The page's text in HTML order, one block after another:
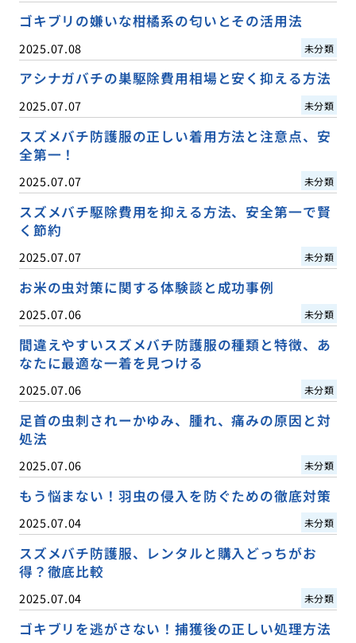
ゴキブリの嫌いな柑橘系の匂いとその活用法
2025.07.08 未分類
アシナガバチの巣駆除費用相場と安く抑える方法
2025.07.07 未分類
スズメバチ防護服の正しい着用方法と注意点、安
全第一！
2025.07.07 未分類
スズメバチ駆除費用を抑える方法、安全第一で賢
く節約
2025.07.07 未分類
お米の虫対策に関する体験談と成功事例
2025.07.06 未分類
間違えやすいスズメバチ防護服の種類と特徴、あ
なたに最適な一着を見つける
2025.07.06 未分類
足首の虫刺されーかゆみ、腫れ、痛みの原因と対
処法
2025.07.06 未分類
もう悩まない！羽虫の侵入を防ぐための徹底対策
2025.07.04 未分類
スズメバチ防護服、レンタルと購入どっちがお
得？徹底比較
2025.07.04 未分類
ゴキブリを逃がさない！捕獲後の正しい処理方法